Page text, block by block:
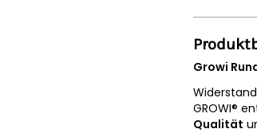
Growi
GROWI®
Qualität